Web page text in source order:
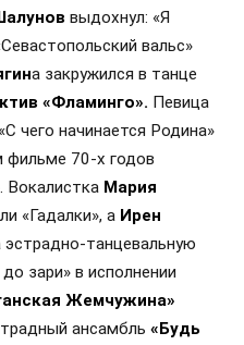
выдохнул: «Я
вальс»
а закружился в танце
«Фламинго». Певица
чего начинается Родина»
70-х годов
Вокалистка Мария
«Гадалки», а Ирен
эстрадно-танцевальную
зари» в исполнении
Жемчужина»
ансамбль «Будь